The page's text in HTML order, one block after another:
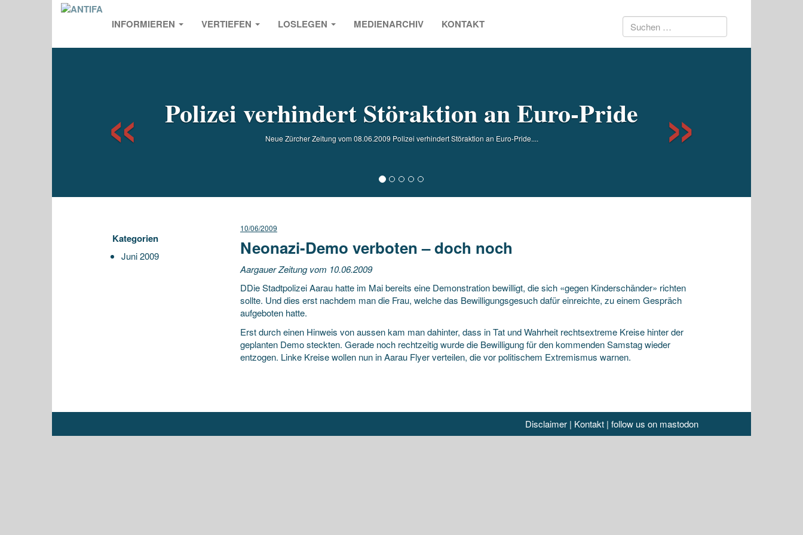
INFORMIEREN VERTIEFEN LOSLEGEN MEDIENARCHIV KONTAKT Suchen
Polizei verhindert Störaktion an Euro-Pride
Neue Zürcher Zeitung vom 08.06.2009 Polizei verhindert Störaktion an Euro-Pride....
Kategorien
Juni 2009
10/06/2009
Neonazi-Demo verboten – doch noch
Aargauer Zeitung vom 10.06.2009
DDie Stadtpolizei Aarau hatte im Mai bereits eine Demonstration bewilligt, die sich «gegen Kinderschänder» richten
sollte. Und dies erst nachdem man die Frau, welche das Bewilligungsgesuch dafür einreichte, zu einem Gespräch
aufgeboten hatte.
Erst durch einen Hinweis von aussen kam man dahinter, dass in Tat und Wahrheit rechtsextreme Kreise hinter der
geplanten Demo steckten. Gerade noch rechtzeitig wurde die Bewilligung für den kommenden Samstag wieder
entzogen. Linke Kreise wollen nun in Aarau Flyer verteilen, die vor politischem Extremismus warnen.
Disclaimer| Kontakt| follow us on mastodon